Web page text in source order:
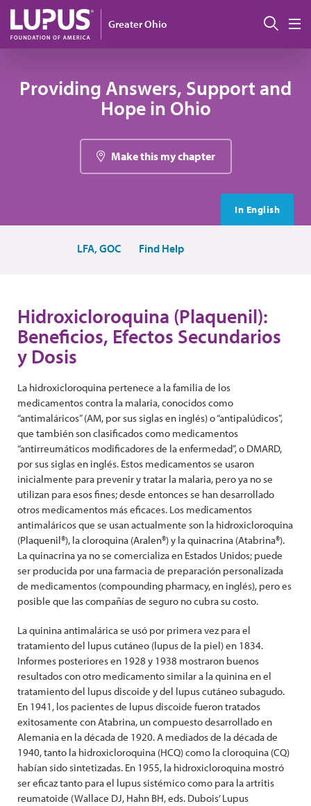
Pasar al contenido principal
Greater Ohio
Providing Answers, Support and
Hope in Ohio
Make this my chapter
In English
LFA, GOC Find Help
Hidroxicloroquina (Plaquenil):
Beneficios, Efectos Secundarios
y Dosis
La hidroxicloroquina pertenece a la familia de los
medicamentos contra la malaria, conocidos como
“antimaláricos” (AM, por sus siglas en inglés) o “antipalúdicos”,
que también son clasificados como medicamentos
“antirreumáticos modificadores de la enfermedad”, o DMARD,
por sus siglas en inglés. Estos medicamentos se usaron
inicialmente para prevenir y tratar la malaria, pero ya no se
utilizan para esos fines; desde entonces se han desarrollado
otros medicamentos más eficaces. Los medicamentos
antimaláricos que se usan actualmente son la hidroxicloroquina
(Plaquenil®), la cloroquina (Aralen®) y la quinacrina (Atabrina®).
La quinacrina ya no se comercializa en Estados Unidos; puede
ser producida por una farmacia de preparación personalizada
de medicamentos (compounding pharmacy, en inglés), pero es
posible que las compañías de seguro no cubra su costo.
La quinina antimalárica se usó por primera vez para el
tratamiento del lupus cutáneo (lupus de la piel) en 1834.
Informes posteriores en 1928 y 1938 mostraron buenos
resultados con otro medicamento similar a la quinina en el
tratamiento del lupus discoide y del lupus cutáneo subagudo.
En 1941, los pacientes de lupus discoide fueron tratados
exitosamente con Atabrina, un compuesto desarrollado en
Alemania en la década de 1920. A mediados de la década de
1940, tanto la hidroxicloroquina (HCQ) como la cloroquina (CQ)
habían sido sintetizadas. En 1955, la hidroxicloroquina mostró
ser eficaz tanto para el lupus sistémico como para la artritis
reumatoide (Wallace DJ, Hahn BH, eds. Dubois’ Lupus